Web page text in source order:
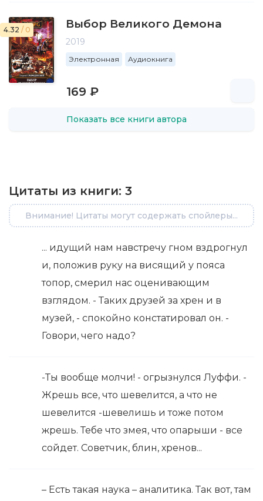
4.32 / 0 Выбор Великого Демона
2019
Электронная Аудиокнига
169 ₽
Показать все книги автора
Цитаты из книги: 3
Внимание! Цитаты могут содержать спойлеры...
... идущий нам навстречу гном вздрогнул
и, положив руку на висящий у пояса
топор, смерил нас оценивающим
взглядом. - Таких друзей за хрен и в
музей, - спокойно констатировал он. -
Говори, чего надо?
-Ты вообще молчи! - огрызнулся Луффи. -
Жрешь все, что шевелится, а что не
шевелится -шевелишь и тоже потом
жрешь. Тебе что змея, что опарыши - все
сойдет. Советчик, блин, хренов...
– Есть такая наука – аналитика. Так вот, там